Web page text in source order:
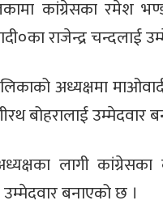
कांग्रेसका रमेश
राजेन्द्र चन्दलाई
अध्यक्षमा
बोहरालाई उम्मेदवार
लागी
बनाएको छ ।